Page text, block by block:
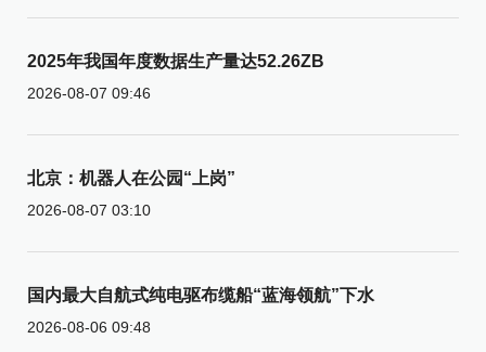
2025年我国年度数据生产量达52.26ZB
2026-08-07 09:46
北京：机器人在公园“上岗”
2026-08-07 03:10
国内最大自航式纯电驱布缆船“蓝海领航”下水
2026-08-06 09:48